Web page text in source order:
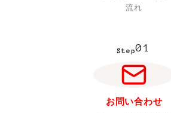
流れ
Step01
お問い合わせ